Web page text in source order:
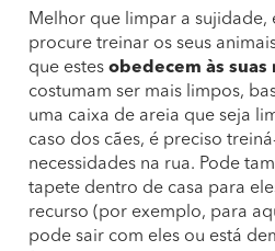
Melhor que limpar a sujidade,
procure treinar os seus
que estes obedecem às suas
costumam ser mais limpos,
uma caixa de areia que seja
caso dos cães, é preciso
necessidades na rua. Pode
tapete dentro de casa para
recurso (por exemplo, para
pode sair com eles ou está